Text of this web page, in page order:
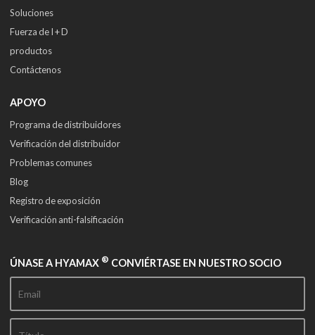
Soluciones
Fuerza de I + D
productos
Contáctenos
APOYO
Programa de distribuidores
Verificación del distribuidor
Problemas comunes
Blog
Registro de exposición
Verificación anti-falsificación
ÚNASE A HYAMAX ® CONVIÉRTASE EN NUESTRO SOCIO